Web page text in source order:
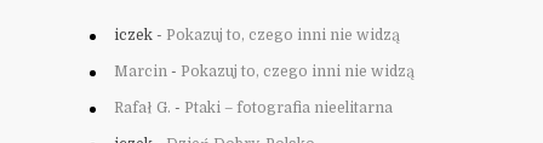
iczek - Pokazuj to, czego inni nie widzą
Marcin - Pokazuj to, czego inni nie widzą
Rafał G. - Ptaki – fotografia nieelitarna